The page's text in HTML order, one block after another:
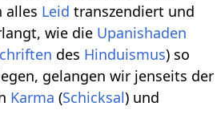
alles Leid transzendiert und
wie die Upanishaden
des Hinduismus) so
gelangen wir jenseits der
Karma (Schicksal) und